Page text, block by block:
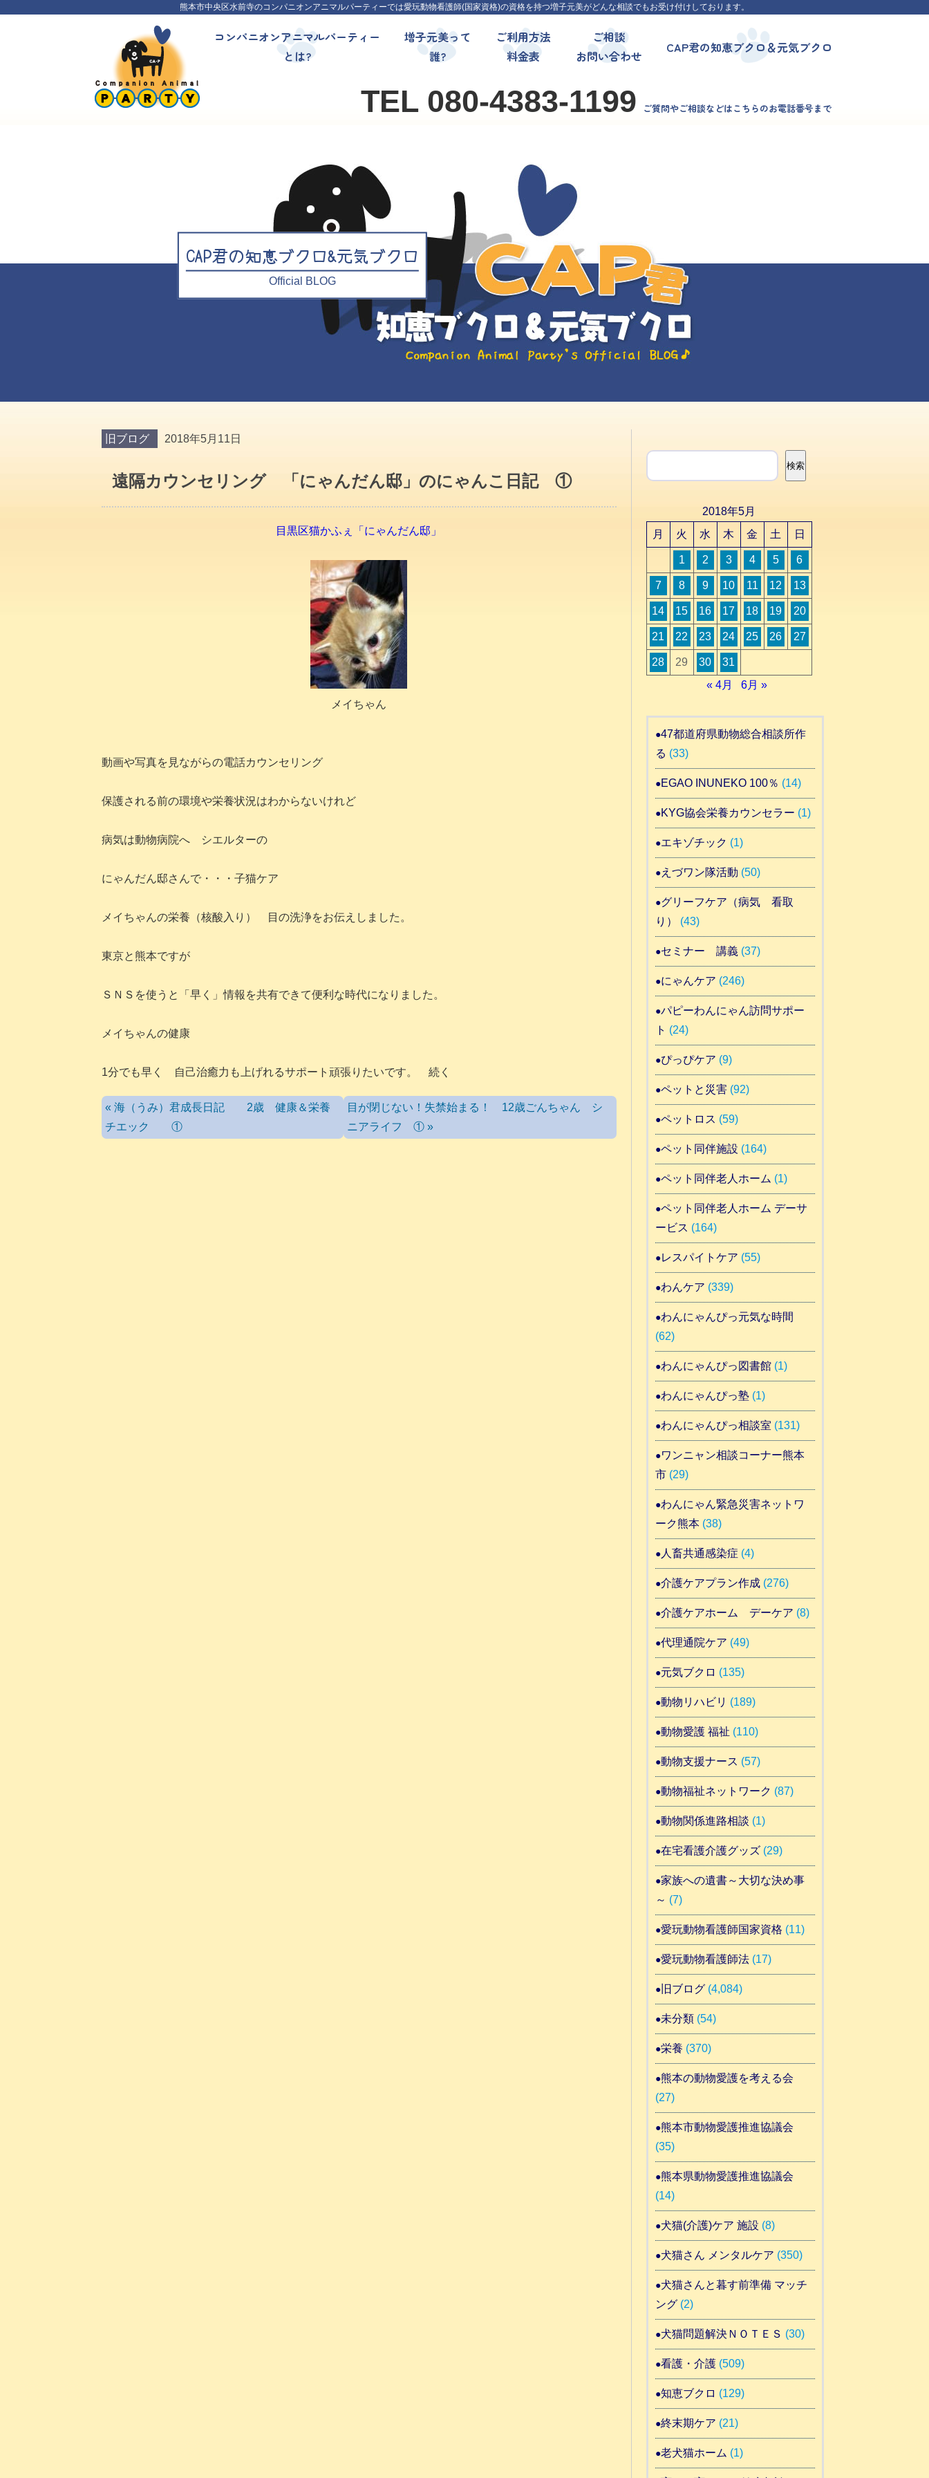
熊本市中央区水前寺のコンパニオンアニマルパーティーでは愛玩動物看護師(国家資格)の資格を持つ増子元美がどんな相談でもお受け付けしております。
コンパニオンアニマルパーティー
とは?
増子元美って
誰?
ご利用方法
料金表
ご相談
お問い合わせ
CAP君の知恵ブクロ＆元気ブクロ
TEL 080-4383-1199 ご質問やご相談などはこちらのお電話番号まで
CAP君の知恵ブクロ&元気ブクロ
Official BLOG
旧ブログ 2018年5月11日
遠隔カウンセリング 「にゃんだん邸」のにゃんこ日記 ①
目黒区猫かふぇ「にゃんだん邸」
メイちゃん
動画や写真を見ながらの電話カウンセリング
保護される前の環境や栄養状況はわからないけれど
病気は動物病院へ シエルターの
にゃんだん邸さんで・・・子猫ケア
メイちゃんの栄養（核酸入り） 目の洗浄をお伝えしました。
東京と熊本ですが
ＳＮＳを使うと「早く」情報を共有できて便利な時代になりました。
メイちゃんの健康
1分でも早く 自己治癒力も上げれるサポート頑張りたいです。 続く
« 海（うみ）君成長日記 2歳 健康＆栄養
チエック ①
目が閉じない！失禁始まる！ 12歳ごんちゃん シ
ニアライフ ① »
検索
検索
2018年5月
月
火 水 木 金 土 日
1 2 3 4 5 6
7 8 9 10 11 12 13
14 15 16 17 18 19 20
21 22 23 24 25 26 27
28 29 30
31
« 4月
6月 »
47都道府県動物総合相談所作
る (33)
EGAO INUNEKO 100％ (14)
KYG協会栄養カウンセラー (1)
エキゾチック (1)
えづワン隊活動 (50)
グリーフケア（病気 看取
り）
(43)
セミナー 講義(37)
にゃんケア (246)
パピーわんにゃん訪問サポー
ト (24)
ぴっぴケア (9)
ペットと災害(92)
ペットロス (59)
ペット同伴施設 (164)
ペット同伴老人ホーム (1)
ペット同伴老人ホーム デーサ
ービス (164)
レスパイトケア (55)
わんケア (339)
わんにゃんぴっ元気な時間
(62)
わんにゃんぴっ図書館(1)
わんにゃんぴっ塾(1)
わんにゃんぴっ相談室 (131)
ワンニャン相談コーナー熊本
市(29)
わんにゃん緊急災害ネットワ
ーク熊本(38)
人畜共通感染症 (4)
介護ケアプラン作成(276)
介護ケアホーム デーケア (8)
代理通院ケア (49)
元気ブクロ (135)
動物リハビリ (189)
動物愛護 福祉 (110)
動物支援ナース (57)
動物福祉ネットワーク (87)
動物関係進路相談 (1)
在宅看護介護グッズ(29)
家族への遺書～大切な決め事
～ (7)
愛玩動物看護師国家資格 (11)
愛玩動物看護師法(17)
旧ブログ(4,084)
未分類(54)
栄養 (370)
熊本の動物愛護を考える会
(27)
熊本市動物愛護推進協議会
(35)
熊本県動物愛護推進協議会
(14)
犬猫(介護)ケア 施設 (8)
犬猫さん メンタルケア (350)
犬猫さんと暮す前準備 マッチ
ング(2)
犬猫問題解決ＮＯＴＥＳ (30)
看護・介護(509)
知恵ブクロ (129)
終末期ケア (21)
老犬猫ホーム (1)